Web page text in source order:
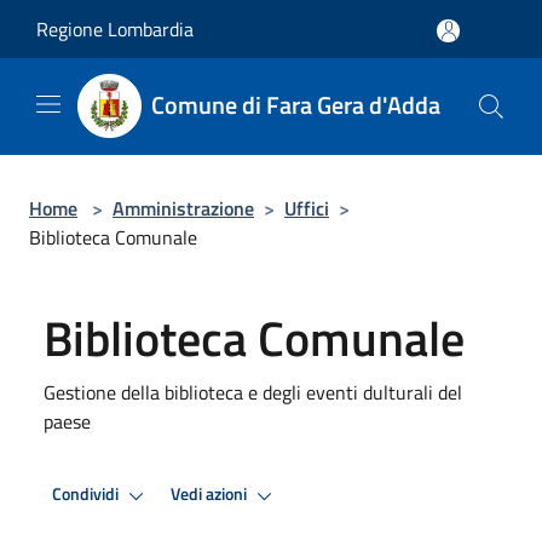
Regione Lombardia
Comune di Fara Gera d'Adda
Home > Amministrazione > Uffici >
Biblioteca Comunale
Biblioteca Comunale
Gestione della biblioteca e degli eventi dulturali del
paese
Condividi Vedi azioni